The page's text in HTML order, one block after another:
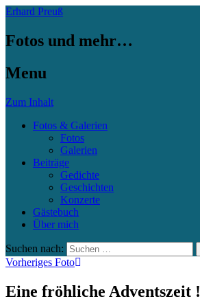
Erhard Preuß
Fotos und mehr…
Menu
Zum Inhalt
Fotos & Galerien
Fotos
Galerien
Beiträge
Gedichte
Geschichten
Konzerte
Gästebuch
Über mich
Suchen nach:
Vorheriges Foto
Eine fröhliche Adventszeit !